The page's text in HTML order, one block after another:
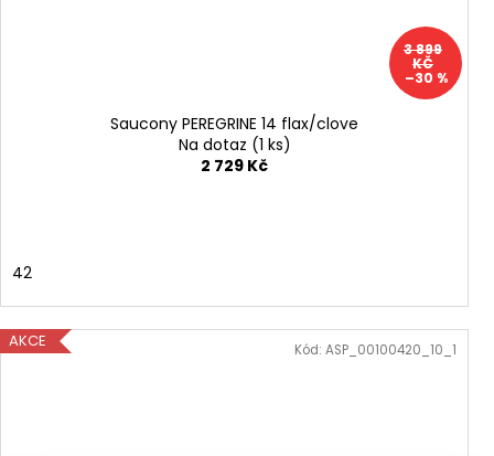
3 899
KČ
–30 %
Saucony PEREGRINE 14 flax/clove
Na dotaz (1 ks)
2 729 Kč
42
AKCE Kód: ASP_00100420_10_1